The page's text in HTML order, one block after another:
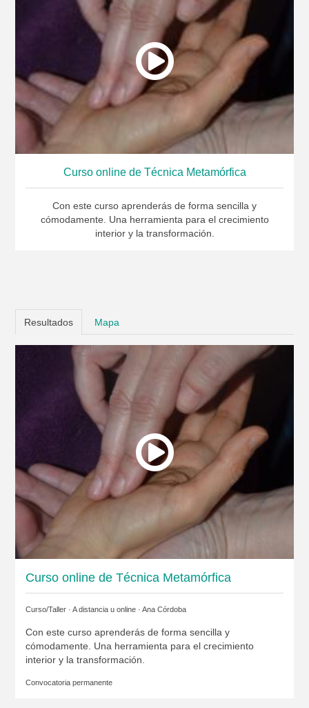
Curso online de Técnica Metamórfica
Con este curso aprenderás de forma sencilla y
cómodamente. Una herramienta para el crecimiento
interior y la transformación.
Resultados Mapa
Curso online de Técnica Metamórfica
Curso/Taller · A distancia u online · Ana Córdoba
Con este curso aprenderás de forma sencilla y
cómodamente. Una herramienta para el crecimiento
interior y la transformación.
Convocatoria permanente